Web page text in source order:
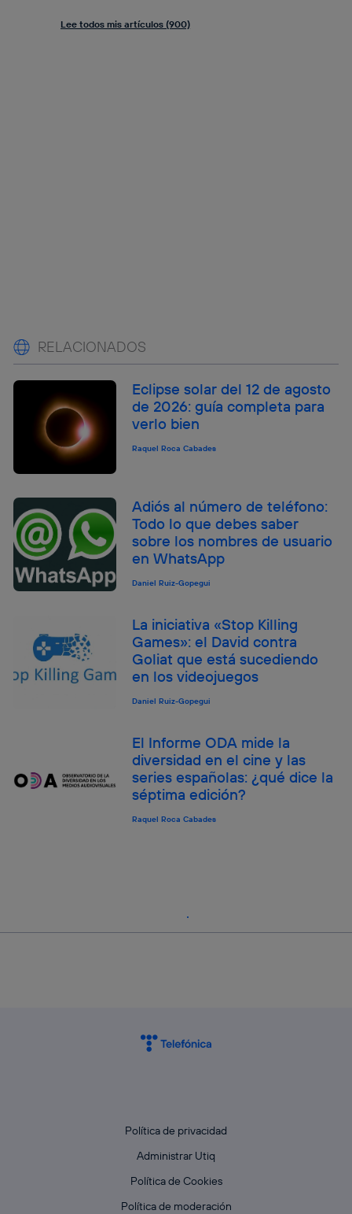
Lee todos mis artículos (900)
RELACIONADOS
Eclipse solar del 12 de agosto
de 2026: guía completa para
verlo bien
Raquel Roca Cabades
Adiós al número de teléfono:
Todo lo que debes saber
sobre los nombres de usuario
en WhatsApp
Daniel Ruiz-Gopegui
La iniciativa «Stop Killing
Games»: el David contra
Goliat que está sucediendo
en los videojuegos
Daniel Ruiz-Gopegui
El Informe ODA mide la
diversidad en el cine y las
series españolas: ¿qué dice la
séptima edición?
Raquel Roca Cabades
Política de privacidad
Administrar Utiq
Política de Cookies
Política de moderación